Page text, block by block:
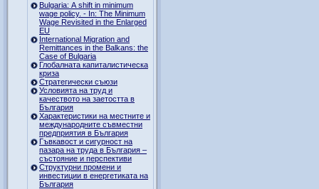
Bulgaria: A shift in minimum
wage policy. - In: The Minimum
Wage Revisited in the Enlarged
EU
International Migration and
Remittances in the Balkans: the
Case of Bulgaria
Глобалната капиталистическа
криза
Стратегически съюзи
Условията на труд и
качеството на заетостта в
България
Характеристики на местните и
международните съвместни
предприятия в България
Гъвкавост и сигурност на
пазара на труда в България –
състояние и перспективи
Структурни промени и
инвестиции в енергетиката на
България